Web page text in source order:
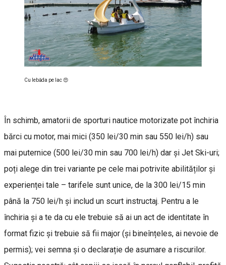
Cu lebăda pe lac 😍
În schimb, amatorii de sporturi nautice motorizate pot închiria
bărci cu motor, mai mici (350 lei/30 min sau 550 lei/h) sau
mai puternice (500 lei/30 min sau 700 lei/h) dar și Jet Ski-uri;
poți alege din trei variante pe cele mai potrivite abilităților și
experienței tale – tarifele sunt unice, de la 300 lei/15 min
până la 750 lei/h și includ un scurt instructaj. Pentru a le
închiria și a te da cu ele trebuie să ai un act de identitate în
format fizic și trebuie să fii major (și bineînțeles, ai nevoie de
permis); vei semna și o declarație de asumare a riscurilor.